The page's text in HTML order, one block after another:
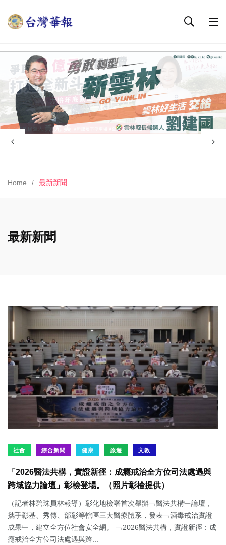
Home 最新新聞
最新新聞
社會 綜合新聞 健康 旅遊 文教
「2026醫法共構，實證新徑：成癮戒治全方位司法處遇與
跨域協力論壇」彰檢登場。（照片彰檢提供）
（記者林碧珠員林報導）彰化地檢署首次舉辦﹁醫法共構﹂論壇，
攜手彰基、秀傳、部彰等轄區三大醫療體系，發表﹁酒毒戒治實證
成果﹂，建立全方位社會安全網。 ﹁2026醫法共構，實證新徑：成
癮戒治全方位司法處遇與跨...